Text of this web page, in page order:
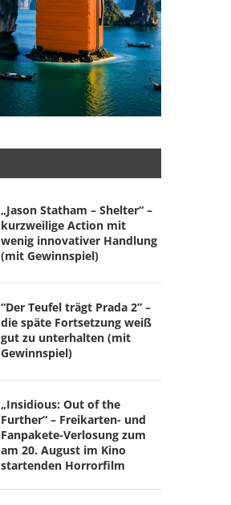
„Jason Statham – Shelter“ –
kurzweilige Action mit
wenig innovativer Handlung
(mit Gewinnspiel)
“Der Teufel trägt Prada 2” –
die späte Fortsetzung weiß
gut zu unterhalten (mit
Gewinnspiel)
„Insidious: Out of the
Further“ – Freikarten- und
Fanpakete-Verlosung zum
am 20. August im Kino
startenden Horrorfilm